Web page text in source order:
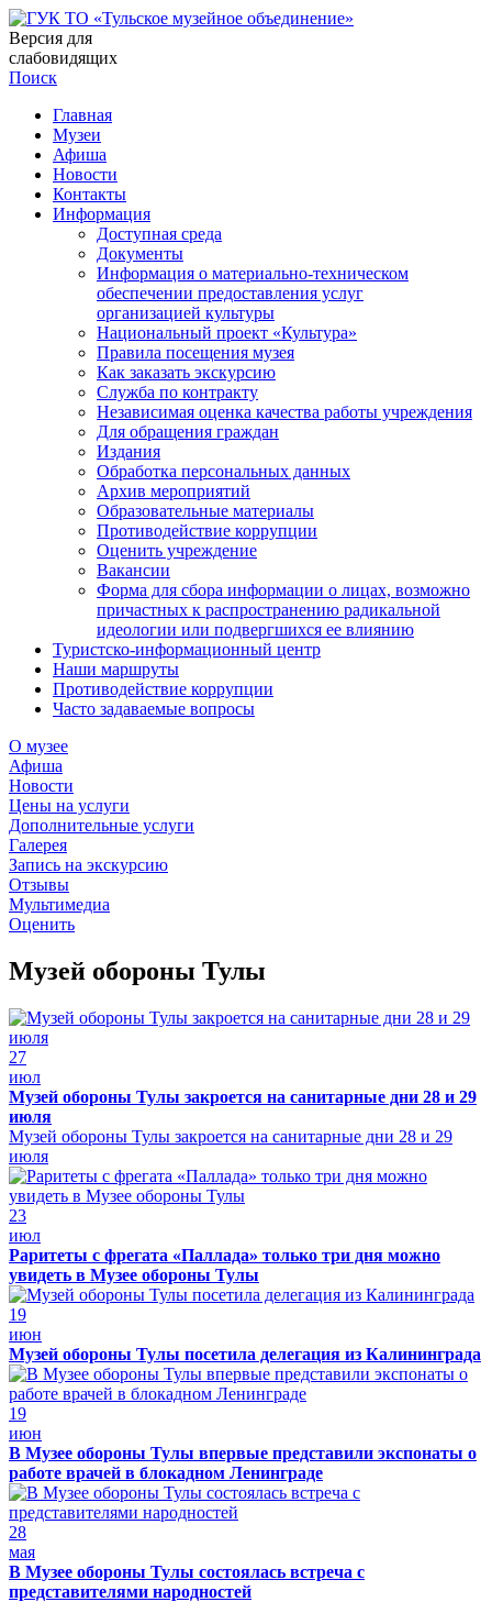
Версия для
слабовидящих
Поиск
Главная
Музеи
Афиша
Новости
Контакты
Информация
Доступная среда
Документы
Информация о материально-техническом
обеспечении предоставления услуг
организацией культуры
Национальный проект «Культура»
Правила посещения музея
Как заказать экскурсию
Служба по контракту
Независимая оценка качества работы учреждения
Для обращения граждан
Издания
Обработка персональных данных
Архив мероприятий
Образовательные материалы
Противодействие коррупции
Оценить учреждение
Вакансии
Форма для сбора информации о лицах, возможно
причастных к распространению радикальной
идеологии или подвергшихся ее влиянию
Туристско-информационный центр
Наши маршруты
Противодействие коррупции
Часто задаваемые вопросы
О музее
Афиша
Новости
Цены на услуги
Дополнительные услуги
Галерея
Запись на экскурсию
Отзывы
Мультимедиа
Оценить
Музей обороны Тулы
27
июл
Музей обороны Тулы закроется на санитарные дни 28 и 29
июля
Музей обороны Тулы закроется на санитарные дни 28 и 29
июля
23
июл
Раритеты с фрегата «Паллада» только три дня можно
увидеть в Музее обороны Тулы
19
июн
Музей обороны Тулы посетила делегация из Калининграда
19
июн
В Музее обороны Тулы впервые представили экспонаты о
работе врачей в блокадном Ленинграде
28
мая
В Музее обороны Тулы состоялась встреча с
представителями народностей